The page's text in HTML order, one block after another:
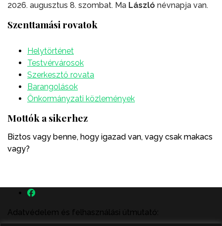
2026. augusztus 8. szombat. Ma László névnapja van.
Szenttamási rovatok
Helytörténet
Testvérvárosok
Szerkesztő rovata
Barangolások
Önkormányzati közlemények
Mottók a sikerhez
Biztos vagy benne, hogy igazad van, vagy csak makacs
vagy?
Adatvédelem és felhasználási útmutató: